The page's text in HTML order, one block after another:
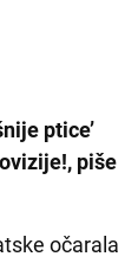
ptice’
piše
očarala